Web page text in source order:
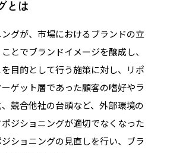
とは
グが、市場におけるブランドの立
とでブランドイメージを醸成し、
目的として行う施策に対し、リポ
ゲット層であった顧客の嗜好やラ
競合他社の台頭など、外部環境の
ジショニングが適切でなくなった
ショニングの見直しを行い、ブラ